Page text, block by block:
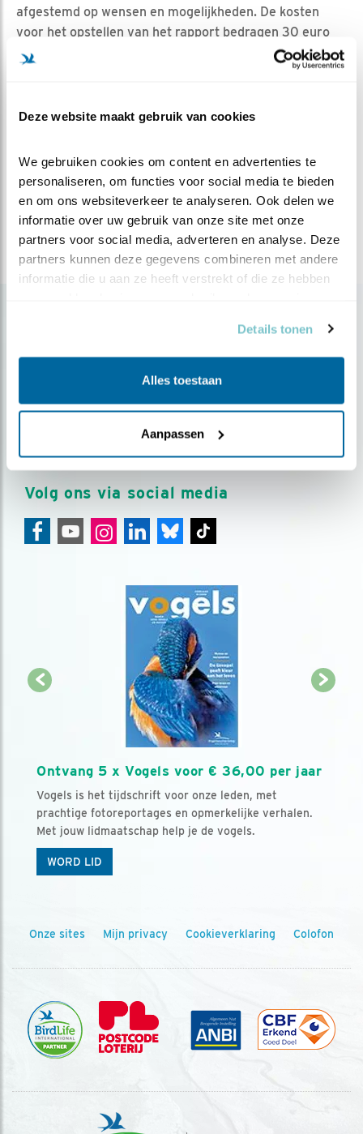
Deze website maakt gebruik van cookies
We gebruiken cookies om content en advertenties te
personaliseren, om functies voor social media te bieden
en om ons websiteverkeer te analyseren. Ook delen we
informatie over uw gebruik van onze site met onze
partners voor social media, adverteren en analyse. Deze
partners kunnen deze gegevens combineren met andere
informatie die u aan ze heeft verstrekt of die ze hebben
Details tonen
Alles toestaan
Aanpassen
afgestemd op wensen en mogelijkheden. De kosten
voor het opstellen van het rapport bedragen 30 euro
voor particulieren (leden Vogelbescherming) en 47,50
euro voor niet-leden van Vogelbescherming en scholen.
Werkgebied
Hellevoetsluis, Vierpolders, Bernisse, Zwartewaal,
Geervliet, Heenvliet, Voorne-Putten
Tuinadvies aanvragen? Kijk hier voor een
tuinvogelconsulent bij jou in de buurt.
over vogels en activiteiten van Vogelbescherming.
AANMELDEN VOGELNIEUWS
Volg ons via social media
Ontvang 5 x Vogels voor € 36,00 per jaar
Vogels is het tijdschrift voor onze leden, met
prachtige fotoreportages en opmerkelijke verhalen.
Met jouw lidmaatschap help je de vogels.
WORD LID
Onze sites Mijn privacy Cookieverklaring Colofon